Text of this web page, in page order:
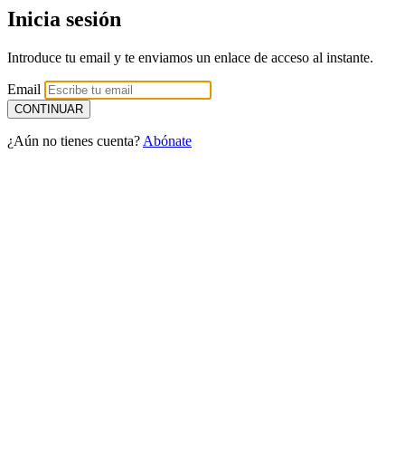
Inicia sesión
Introduce tu email y te enviamos un enlace de acceso al instante.
Email
¿Aún no tienes cuenta? Abónate